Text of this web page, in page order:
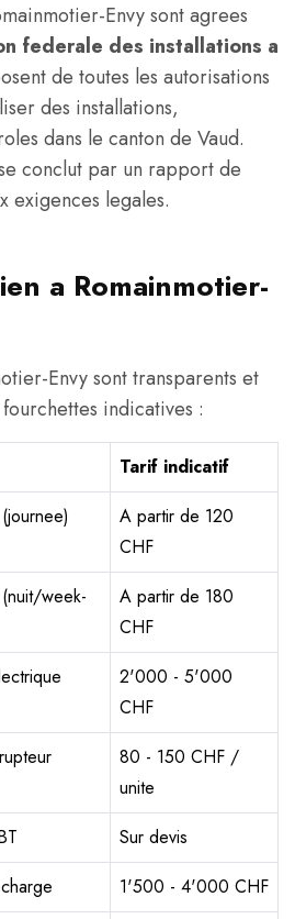
Envy sont agrees
federale des installations a
de toutes les autorisations
des installations,
dans le canton de Vaud.
conclut par un rapport de
exigences legales.
a Romainmotier-
Envy sont transparents et
indicatives :
Tarif indicatif
A partir de 120
CHF
week-
A partir de 180
CHF
2'000 - 5'000
CHF
80 - 150 CHF /
unite
Sur devis
1'500 - 4'000 CHF